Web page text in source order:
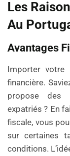
Les
Au
Avantages
Importer votre
financière.
propose des
expatriés ? En
fiscale, vous
sur certaines
conditions.